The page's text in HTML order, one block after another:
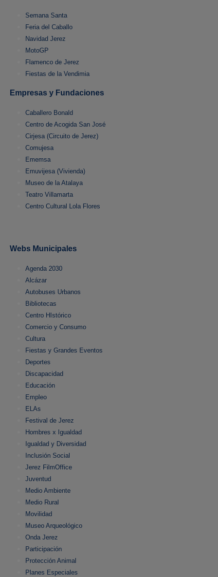
Semana Santa
Feria del Caballo
Navidad Jerez
MotoGP
Flamenco de Jerez
Fiestas de la Vendimia
Empresas y Fundaciones
Caballero Bonald
Centro de Acogida San José
Cirjesa (Circuito de Jerez)
Comujesa
Ememsa
Emuvijesa (Vivienda)
Museo de la Atalaya
Teatro Villamarta
Centro Cultural Lola Flores
Webs Municipales
Agenda 2030
Alcázar
Autobuses Urbanos
Bibliotecas
Centro HIstórico
Comercio y Consumo
Cultura
Fiestas y Grandes Eventos
Deportes
Discapacidad
Educación
Empleo
ELAs
Festival de Jerez
Hombres x Igualdad
Igualdad y Diversidad
Inclusión Social
Jerez FilmOffice
Juventud
Medio Ambiente
Medio Rural
Movilidad
Museo Arqueológico
Onda Jerez
Participación
Protección Animal
Planes Especiales